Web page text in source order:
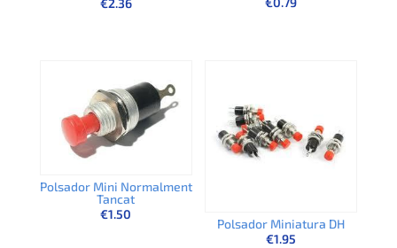
€2.36
Polsador Mini Normalment
Tancat
€1.50
Polsador Miniatura DH
€1.95